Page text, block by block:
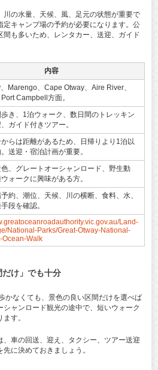
の水量、天候、風、足元の状態が重要で
キャンプ場の予約が必要になります。公
も多いため、レンタカー、送迎、ガイド
内容
Marengo、Cape Otway、Aire River、
Campbell方面。
歩き、1泊ウォーク、数日間のトレッキン
ガイド付きツアー。
からは距離があるため、日帰りより1泊以
送迎・宿泊計画が重要。
、グレートオーシャンロード、野生動
ォークに興味がある方。
約、潮位、天候、川の横断、食料、水、
段を確認。
Land-
National-Parks/Great-Otway-National-
Ocean-Walk
け」でも十分
かなくても、景色の良い区間だけを選べば
ャンロード観光の途中で、短いウォーク
す。
車の回送、迎え、タクシー、ツアー送迎
に決めておきましょう。